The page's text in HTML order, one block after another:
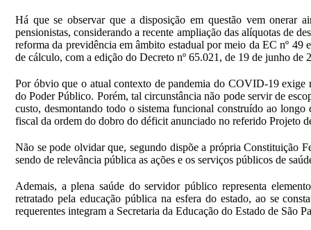
Há que se observar que a disposição em questão vem onerar
pensionistas, considerando a recente ampliação das alíquotas de
reforma da previdência em âmbito estadual por meio da EC nº 49
de cálculo, com a edição do Decreto nº 65.021, de 19 de junho de
Por óbvio que o atual contexto de pandemia do COVID-19 exige
do Poder Público. Porém, tal circunstância não pode servir de
custo, desmontando todo o sistema funcional construído ao
fiscal da ordem do dobro do déficit anunciado no referido Projeto
Não se pode olvidar que, segundo dispõe a própria Constituição
sendo de relevância pública as ações e os serviços públicos de
Ademais, a plena saúde do servidor público representa
retratado pela educação pública na esfera do estado, ao se
requerentes integram a Secretaria da Educação do Estado de São